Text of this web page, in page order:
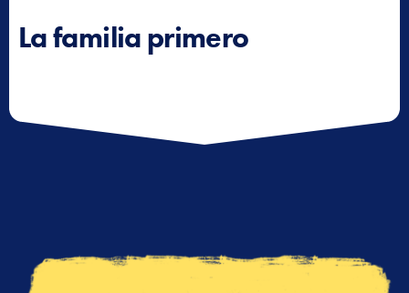
La familia primero